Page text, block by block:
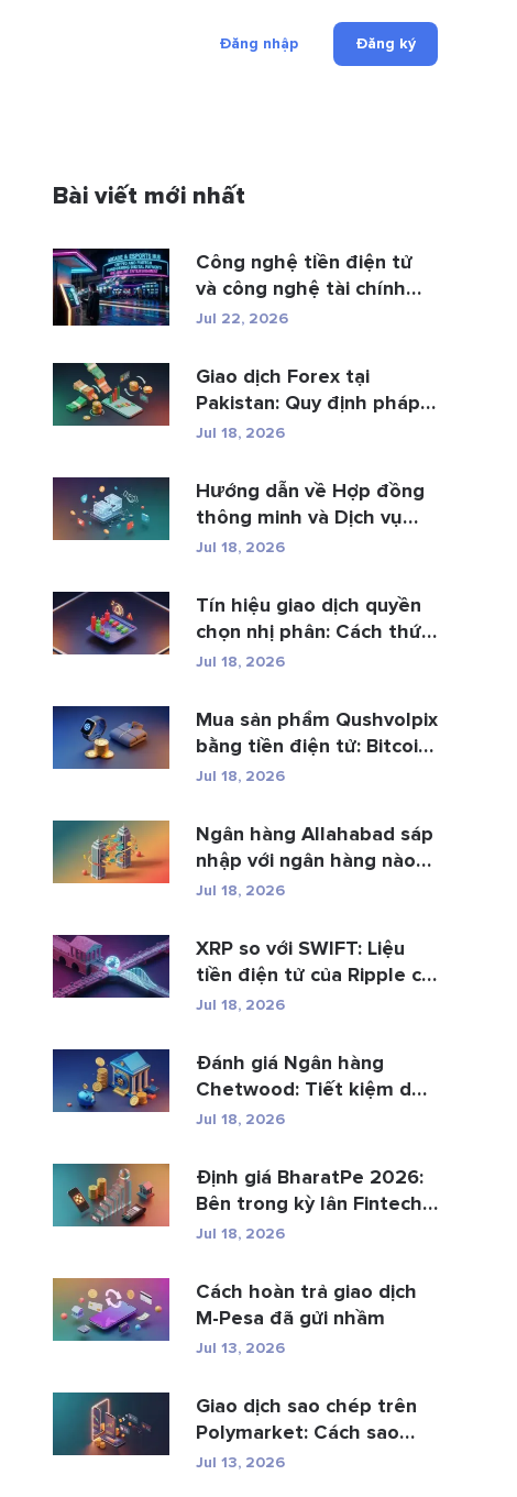
Đăng nhập Đăng ký
Bài viết mới nhất
Công nghệ tiền điện tử
và công nghệ tài chính
đan...
Jul 22, 2026
Giao dịch Forex tại
Pakistan: Quy định pháp
luật, các n...
Jul 18, 2026
Hướng dẫn về Hợp đồng
thông minh và Dịch vụ
phá...
Jul 18, 2026
Tín hiệu giao dịch quyền
chọn nhị phân: Cách thức
h...
Jul 18, 2026
Mua sản phẩm Qushvolpix
bằng tiền điện tử: Bitcoin,
p...
Jul 18, 2026
Ngân hàng Allahabad sáp
nhập với ngân hàng nào?
Toàn b�...
Jul 18, 2026
XRP so với SWIFT: Liệu
tiền điện tử của Ripple có
th...
Jul 18, 2026
Đánh giá Ngân hàng
Chetwood: Tiết kiệm dễ
dàng và gia...
Jul 18, 2026
Định giá BharatPe 2026:
Bên trong kỳ lân Fintech
trị gi�...
Jul 18, 2026
Cách hoàn trả giao dịch
M-Pesa đã gửi nhầm
Jul 13, 2026
Giao dịch sao chép trên
Polymarket: Cách sao
chép ví hàng ...
Jul 13, 2026